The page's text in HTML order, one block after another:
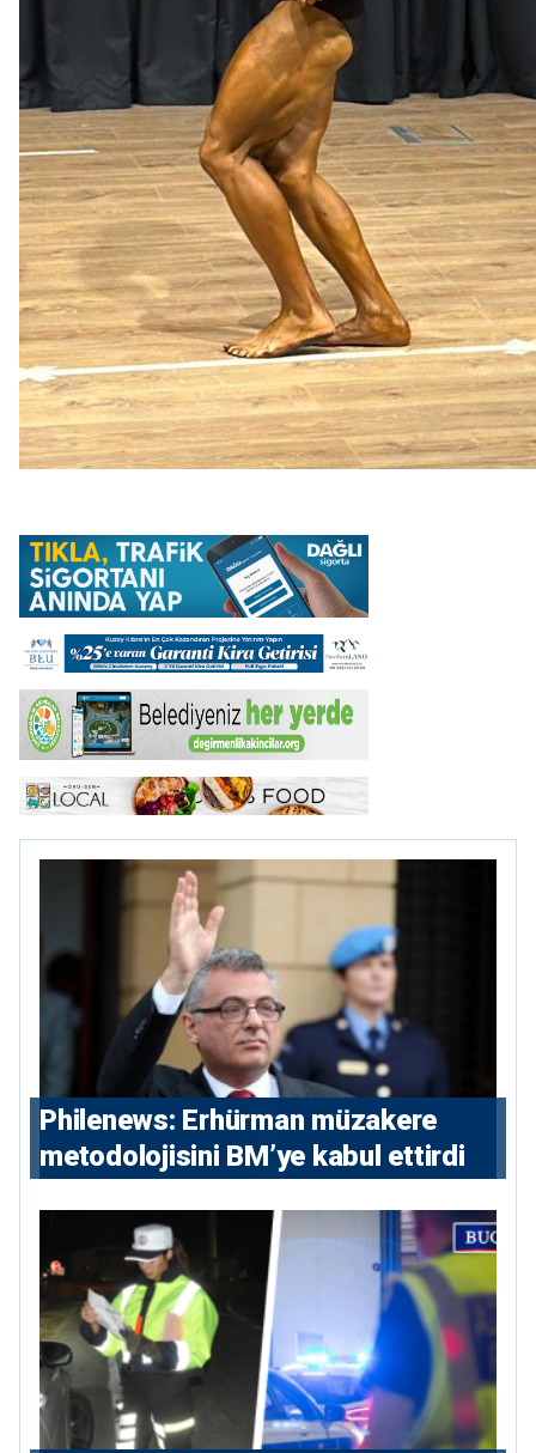
Philenews: Erhürman müzakere
metodolojisini BM’ye kabul ettirdi